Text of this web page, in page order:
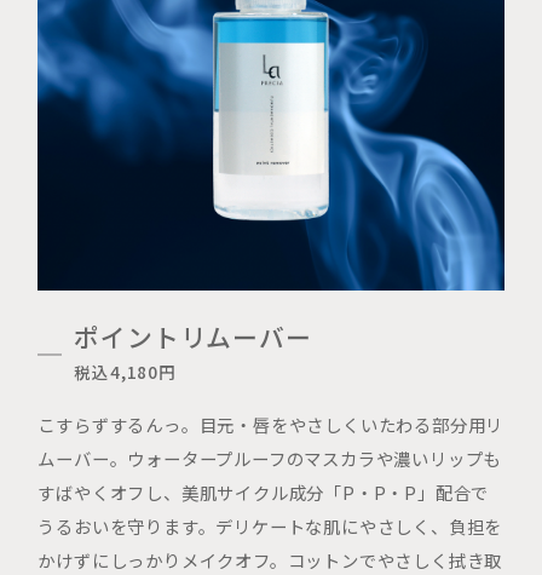
ポイントリムーバー
税込4,180円
こすらずするんっ。目元・唇をやさしくいたわる部分用リ
ムーバー。ウォータープルーフのマスカラや濃いリップも
すばやくオフし、美肌サイクル成分「P・P・P」配合で
うるおいを守ります。デリケートな肌にやさしく、負担を
かけずにしっかりメイクオフ。コットンでやさしく拭き取